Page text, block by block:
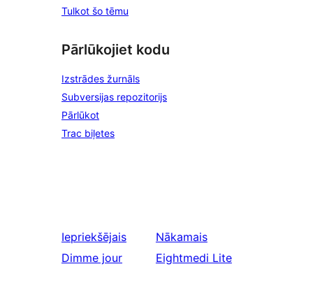
Tulkot šo tēmu
Pārlūkojiet kodu
Izstrādes žurnāls
Subversijas repozitorijs
Pārlūkot
Trac biļetes
Iepriekšējais
Dimme jour
Nākamais
Eightmedi Lite